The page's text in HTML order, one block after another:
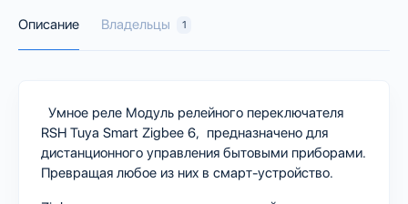
Описание Владельцы 1
Умное реле Модуль релейного переключателя
RSH Tuya Smart Zigbee 6, предназначено для
дистанционного управления бытовыми приборами.
Превращая любое из них в смарт-устройство.